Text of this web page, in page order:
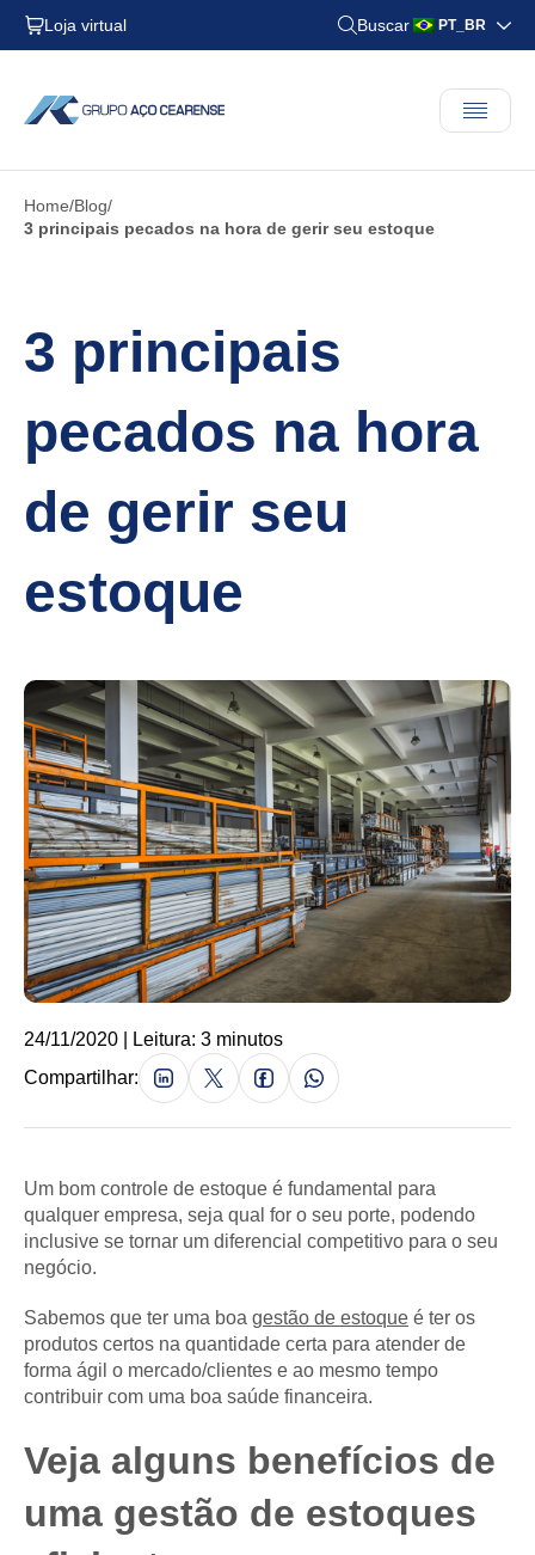
Loja virtual Buscar PT_BR
Home Blog
3 principais pecados na hora de gerir seu estoque
3 principais
pecados na hora
de gerir seu
estoque
24/11/2020 | Leitura: 3 minutos
Compartilhar:
Um bom controle de estoque é fundamental para
qualquer empresa, seja qual for o seu porte, podendo
inclusive se tornar um diferencial competitivo para o seu
negócio.
Sabemos que ter uma boa gestão de estoque é ter os
produtos certos na quantidade certa para atender de
forma ágil o mercado/clientes e ao mesmo tempo
contribuir com uma boa saúde financeira.
Veja alguns benefícios de
uma gestão de estoques